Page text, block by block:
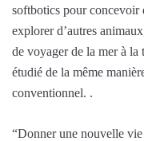
softbotics pour concevoir
explorer d’autres
de voyager de la mer à la
étudié de la même
conventionnel. .
“Donner une nouvelle